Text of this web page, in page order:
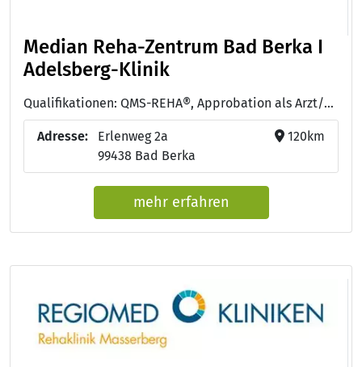
Median Reha-Zentrum Bad Berka I
Adelsberg-Klinik
Qualifikationen: QMS-REHA®, Approbation als Arzt/Ärztin
Adresse:
Erlenweg 2a
99438 Bad Berka
120km
mehr erfahren